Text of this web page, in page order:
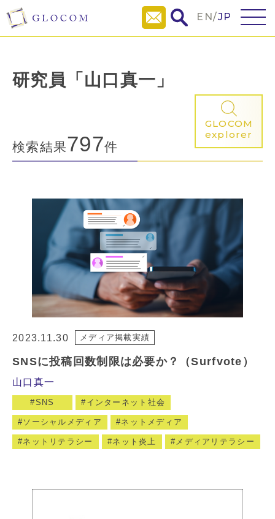
EN/JP
研究員「山口真一」
GLOCOM
explorer
検索結果797件
2023.11.30 メディア掲載実績
SNSに投稿回数制限は必要か？（Surfvote）
山口真一
SNS インターネット社会
ソーシャルメディア ネットメディア
ネットリテラシー ネット炎上 メディアリテラシー